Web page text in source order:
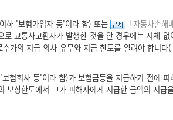
하 '보험가입자 등'이라 함) 또는
「자동차손
교통사고환자가 발생한 것을 안 경우에는 지체 없
가의 지급 의사 유무와 지급 한도를 알려야 합니다(
험회사 등'이라 함)가 보험금등을 지급하기 전에 피
보상한도에서 그가 피해자에게 지급한 금액의 지급